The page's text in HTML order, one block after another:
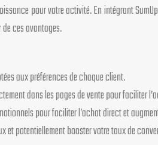
pour votre activité. En intégrant
ces avantages.
aux préférences de chaque client.
dans les pages de vente pour faciliter
pour faciliter l’achat direct et
et potentiellement booster votre taux de